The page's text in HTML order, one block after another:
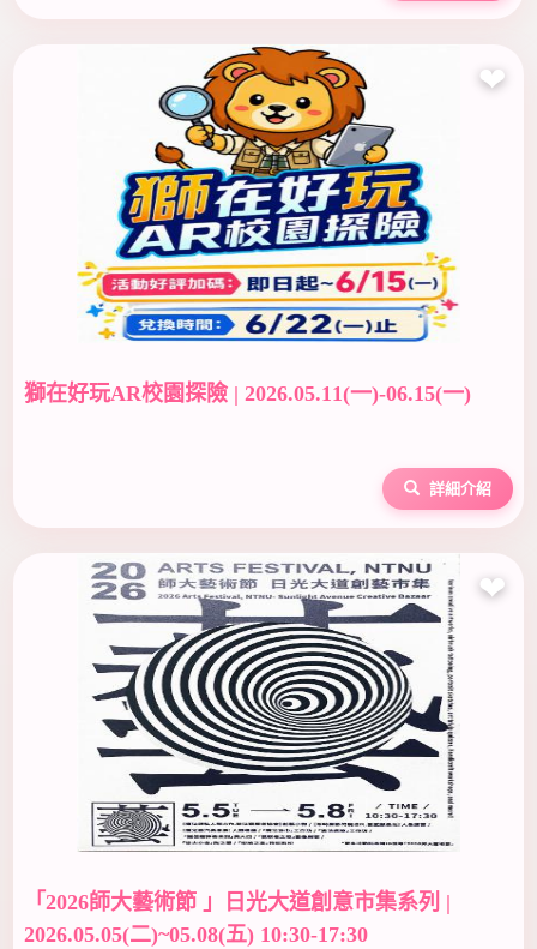
❤
獅在好玩AR校園探險 | 2026.05.11(一)-06.15(一)
詳細介紹
❤
「2026師大藝術節 」日光大道創意市集系列 |
2026.05.05(二)~05.08(五) 10:30-17:30